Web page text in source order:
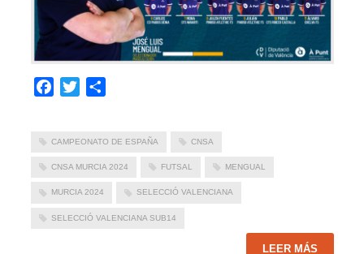
Facebook
Twitter
CAMPEONATO DE ESPAÑA CNSA
CNSA MURCIA 2024 FUTSAL MENGUAL
MURCIA 2024 SELECCIÓ VALENCIANA
SELECCIÓ VALENCIANA SUB14
LEER MÁS